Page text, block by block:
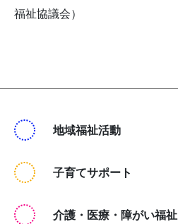
福祉協議会）
地域福祉活動
子育てサポート
介護・医療・障がい福祉